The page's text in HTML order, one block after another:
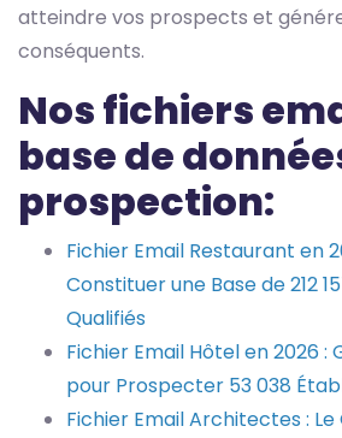
atteindre vos prospects et
conséquents.
Nos fichiers
base de
prospection:
Fichier Email Restaurant en
Constituer une Base de 212
Qualifiés
Fichier Email Hôtel en 2026 :
pour Prospecter 53 038
Fichier Email Architectes :